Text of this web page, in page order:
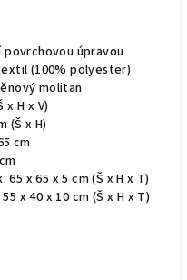
povrchovou úpravou
(100% polyester)
molitan
x H x V)
(Š x H)
cm
x 65 x 5 cm (Š x H x T)
x 40 x 10 cm (Š x H x T)